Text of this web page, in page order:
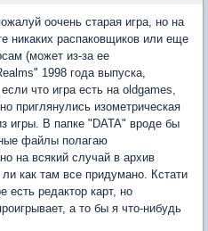
оочень старая игра, но на
никаких распаковщиков или еще
(может из-за ее
1998 года выпуска,
что игра есть на oldgames,
приглянулись изометрическая
игры. В папке "DATA" вроде бы
файлы полагаю
на всякий случай в архив
как там все придумано. Кстати
есть редактор карт, но
а то бы я что-нибудь